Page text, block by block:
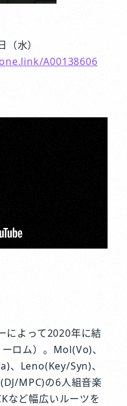
水）
A00138606
によって2020年に結
ロム）。Mol(Vo)、
、Leno(Key/Syn)、
MPC)の6人組音楽
など幅広いルーツを